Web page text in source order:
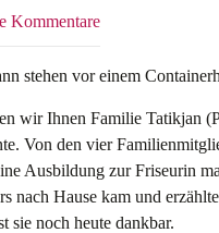
Kommentare
wir Ihnen Familie Tatikjan
Von den vier
Ausbildung zur Friseurin
nach Hause kam und
sie noch heute dankbar.